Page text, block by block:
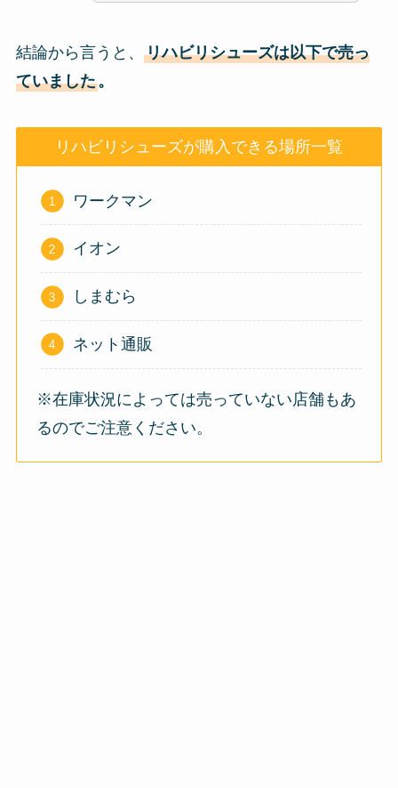
結論から言うと、 リハビリシューズは以下で売っ
ていました。
リハビリシューズが購入できる場所一覧
ワークマン
イオン
しまむら
ネット通販
※在庫状況によっては売っていない店舗もあ
るのでご注意ください。